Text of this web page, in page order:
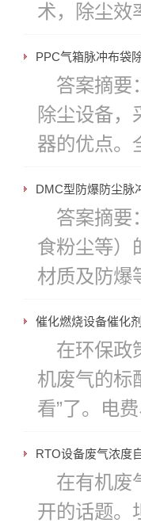
术，除尘效
PPC气箱脉冲布袋
答案摘要
除尘设备，
器的优点
DMC型防爆防尘脉
答案摘要
食粉尘等）
材质及防
催化燃烧设备催化
在环保政
机废气的标
看”了。电
RTO设备废气浓度
在有机废
开的话题。